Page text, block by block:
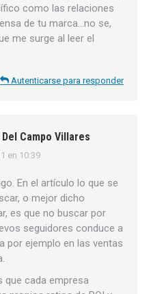
como las relaciones
de tu marca…no se,
me surge al leer el
Autenticarse para responder
Campo Villares
en 10:39
En el artículo lo que se
o mejor dicho
es que no buscar por
seguidores conduce a
por ejemplo en las ventas
que cada empresa